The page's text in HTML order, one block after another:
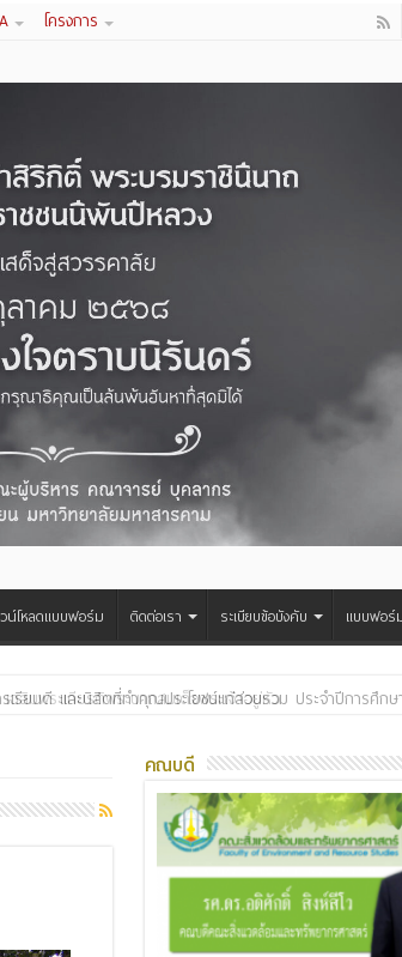
โครงการ
น์โหลดแบบฟอร์ม ติดต่อเรา ระเบียบข้อบังคับ แบบฟอร์
พระเกียรติพระบาทสมเด็จพระเจ้าอยู่หัว
คณบดี